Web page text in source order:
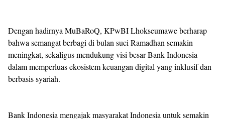
Dengan hadirnya MuBaRoQ, KPwBI Lhokseumawe berharap
bahwa semangat berbagi di bulan suci Ramadhan semakin
meningkat, sekaligus mendukung visi besar Bank Indonesia
dalam memperluas ekosistem keuangan digital yang inklusif dan
berbasis syariah.
Bank Indonesia mengajak masyarakat Indonesia untuk semakin